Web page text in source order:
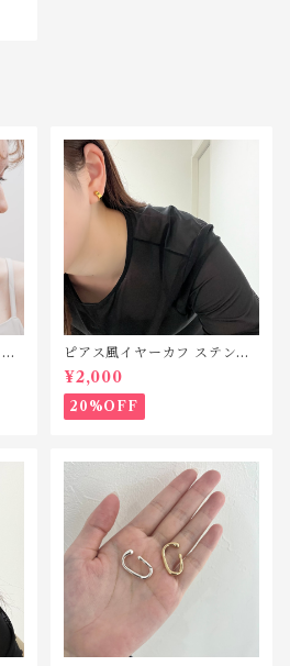
ピアス風イヤーカフ ステンレ
ス SP212
¥2,000
20%OFF